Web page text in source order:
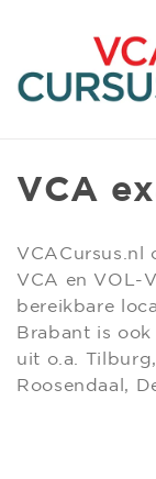
VCA
VCACursus.nl
VCA en VOL-
bereikbare
Brabant is
uit o.a.
Roosendaal,